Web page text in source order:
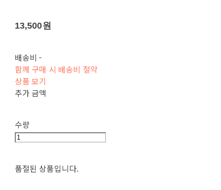
13,500원
배송비-
함께 구매 시 배송비 절약
상품 보기
추가 금액
수량
품절된 상품입니다.